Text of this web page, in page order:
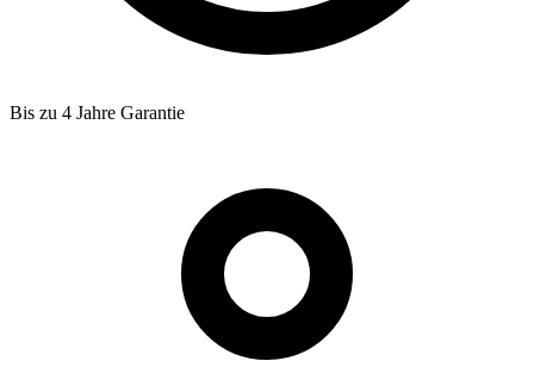
Bis zu 4 Jahre Garantie